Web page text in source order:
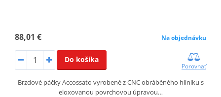
88,01 € Na objednávku
Do košíka
Porovnať
Brzdové páčky Accossato vyrobené z CNC obráběného hliníku s
eloxovanou povrchovou úpravou…